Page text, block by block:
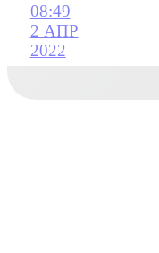
08:49
2 АПР
2022